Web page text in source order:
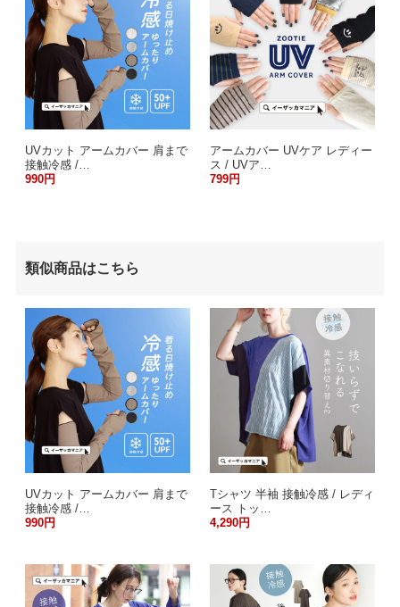
UVカット アームカバー 肩まで
接触冷感 /…
990円
アームカバー UVケア レディー
ス / UVア…
799円
類似商品はこちら
UVカット アームカバー 肩まで
接触冷感 /…
990円
Tシャツ 半袖 接触冷感 / レディ
ース トッ…
4,290円